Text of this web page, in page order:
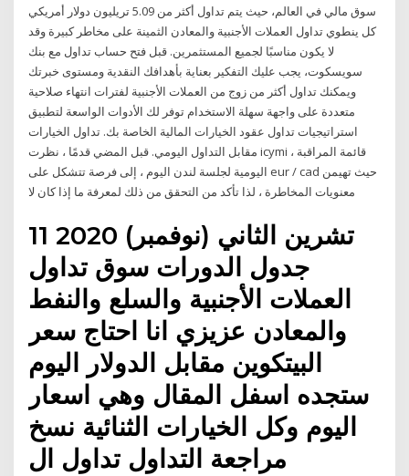
سوق مالي في العالم، حيث يتم تداول أكثر من 5.09 تريليون دولار أمريكي
كل ينطوي تداول العملات الأجنبية والمعادن الثمينة على مخاطر كبيرة وقد
لا يكون مناسبًا لجميع المستثمرين. قبل فتح حساب تداول مع بنك
سويسكوت، يجب عليك التفكير بعناية بأهدافك النقدية ومستوى خبرتك
ويمكنك تداول أكثر من زوج من العملات الأجنبية لفترات انتهاء صلاحية
متعددة على واجهة سهلة الاستخدام توفر لك الأدوات الواسعة لتطبيق
استراتيجيات تداول عقود الخيارات المالية الخاصة بك. تداول الخيارات
مقابل التداول اليومي. قبل المضي قدمًا ، نظرت icymi ، قائمة المراقبة
اليومية لجلسة لندن اليوم ، إلى فرصة تتشكل على eur / cad حيث تهيمن
معنويات المخاطرة ، لذا تأكد من التحقق من ذلك لمعرفة ما إذا كان لا
11 تشرين الثاني (نوفمبر) 2020
جدول الدورات سوق تداول
العملات الأجنبية والسلع والنفط
والمعادن عزيزي انا احتاج سعر
البيتكوين مقابل الدولار اليوم
ستجده اسفل المقال وهي اسعار
اليوم وكل الخيارات الثنائية نسخ
مراجعة التداول تداول ال